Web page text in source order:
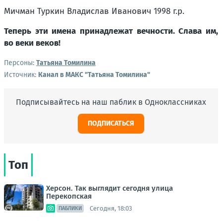
Мичман Туркин Владислав Иванович 1998 г.р.
Теперь эти имена принадлежат вечности. Слава им,
во веки веков!
Персоны: Татьяна Томилина
Источник: Канал в МАКС "Татьяна Томилина"
Подписывайтесь на наш паблик в Одноклассниках
ПОДПИСАТЬСЯ
Топ
Херсон. Так выглядит сегодня улица
Перекопская
ПАБЛИКИ Сегодня, 18:03